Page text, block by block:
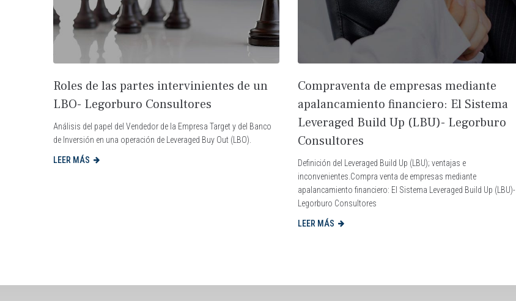
Roles de las partes intervinientes de un
LBO- Legorburo Consultores
Análisis del papel del Vendedor de la Empresa Target y del Banco
de Inversión en una operación de Leveraged Buy Out (LBO).
LEER MÁS
Compraventa de empresas mediante
apalancamiento financiero: El Sistema
Leveraged Build Up (LBU)- Legorburo
Consultores
Definición del Leveraged Build Up (LBU); ventajas e
inconvenientes.Compra venta de empresas mediante
apalancamiento financiero: El Sistema Leveraged Build Up (LBU)-
Legorburo Consultores
LEER MÁS